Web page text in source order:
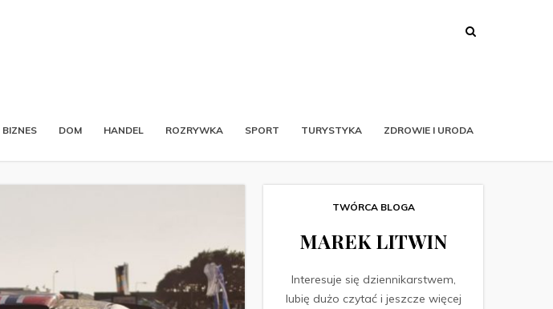
BIZNES DOM HANDEL ROZRYWKA SPORT TURYSTYKA ZDROWIE I URODA
TWÓRCA BLOGA
MAREK LITWIN
Interesuje się dziennikarstwem,
lubię dużo czytać i jeszcze więcej